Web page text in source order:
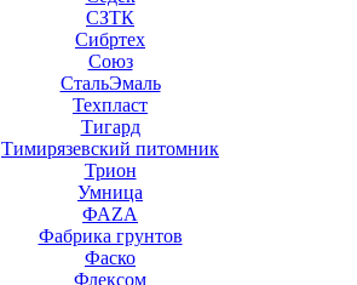
СЗТК
Сибртех
Союз
СтальЭмаль
Техпласт
Тигард
Тимирязевский питомник
Трион
Умница
ФАZА
Фабрика грунтов
Фаско
Флексом